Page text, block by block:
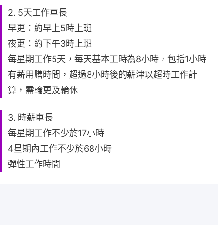
2. 5天工作車長
早更：約早上5時上班
夜更：約下午3時上班
每星期工作5天，每天基本工時為8小時，包括1小時
有薪用膳時間，超過8小時後的薪津以超時工作計
算，需輪更及輪休
3. 時薪車長
每星期工作不少於17小時
4星期內工作不少於68小時
彈性工作時間